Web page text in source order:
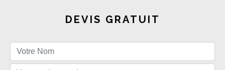
DEVIS GRATUIT